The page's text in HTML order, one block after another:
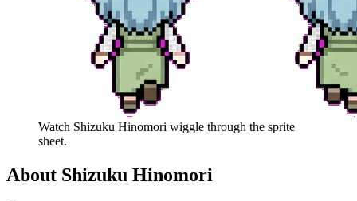
Watch Shizuku Hinomori wiggle through the sprite
sheet.
About Shizuku Hinomori